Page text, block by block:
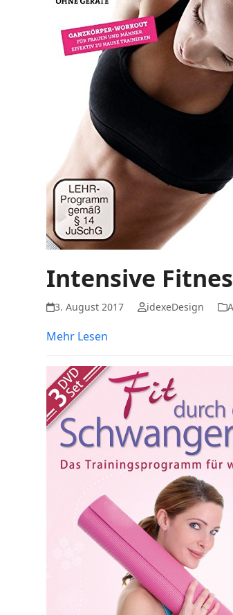
Intensive
3. August 2017 idexeDesign
Mehr Lesen